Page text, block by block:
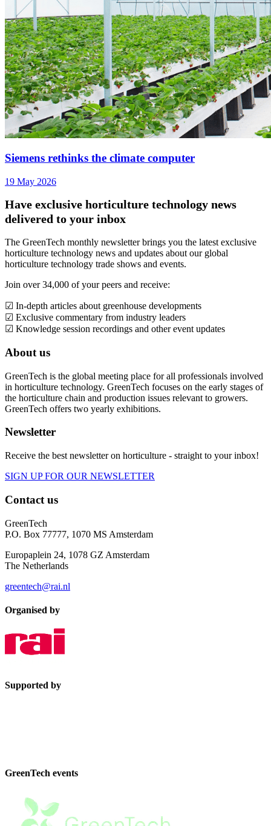
Siemens rethinks the climate computer
19 May 2026
Have exclusive horticulture technology news
delivered to your inbox
The GreenTech monthly newsletter brings you the latest exclusive
horticulture technology news and updates about our global
horticulture technology trade shows and events.
Join over 34,000 of your peers and receive:
☑ In-depth articles about greenhouse developments
☑ Exclusive commentary from industry leaders
☑ Knowledge session recordings and other event updates
About us
GreenTech is the global meeting place for all professionals involved
in horticulture technology. GreenTech focuses on the early stages of
the horticulture chain and production issues relevant to growers.
GreenTech offers two yearly exhibitions.
Newsletter
Receive the best newsletter on horticulture - straight to your inbox!
SIGN UP FOR OUR NEWSLETTER
Contact us
GreenTech
P.O. Box 77777, 1070 MS Amsterdam
Europaplein 24, 1078 GZ Amsterdam
The Netherlands
greentech@rai.nl
Organised by
Supported by
GreenTech events